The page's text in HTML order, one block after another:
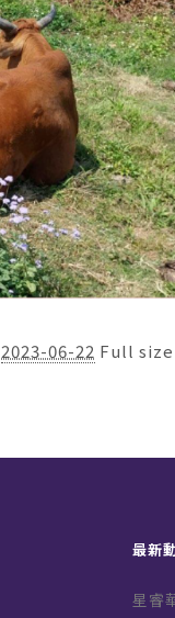
2023-06-22 Full
最新
星睿